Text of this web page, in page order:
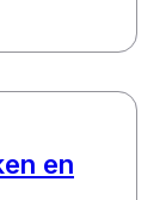
en